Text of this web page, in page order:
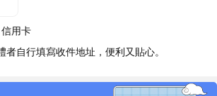
用卡
者自行填寫收件地址，便利又貼心。